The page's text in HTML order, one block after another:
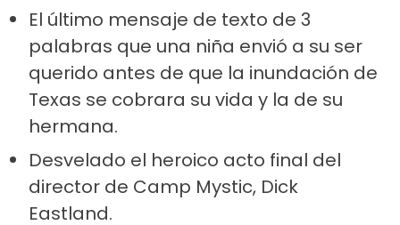
El último mensaje de texto de 3
palabras que una niña envió a su ser
querido antes de que la inundación de
Texas se cobrara su vida y la de su
hermana.
Desvelado el heroico acto final del
director de Camp Mystic, Dick
Eastland.